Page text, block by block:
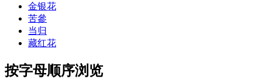
金银花
苦參
当归
藏红花
按字母顺序浏览